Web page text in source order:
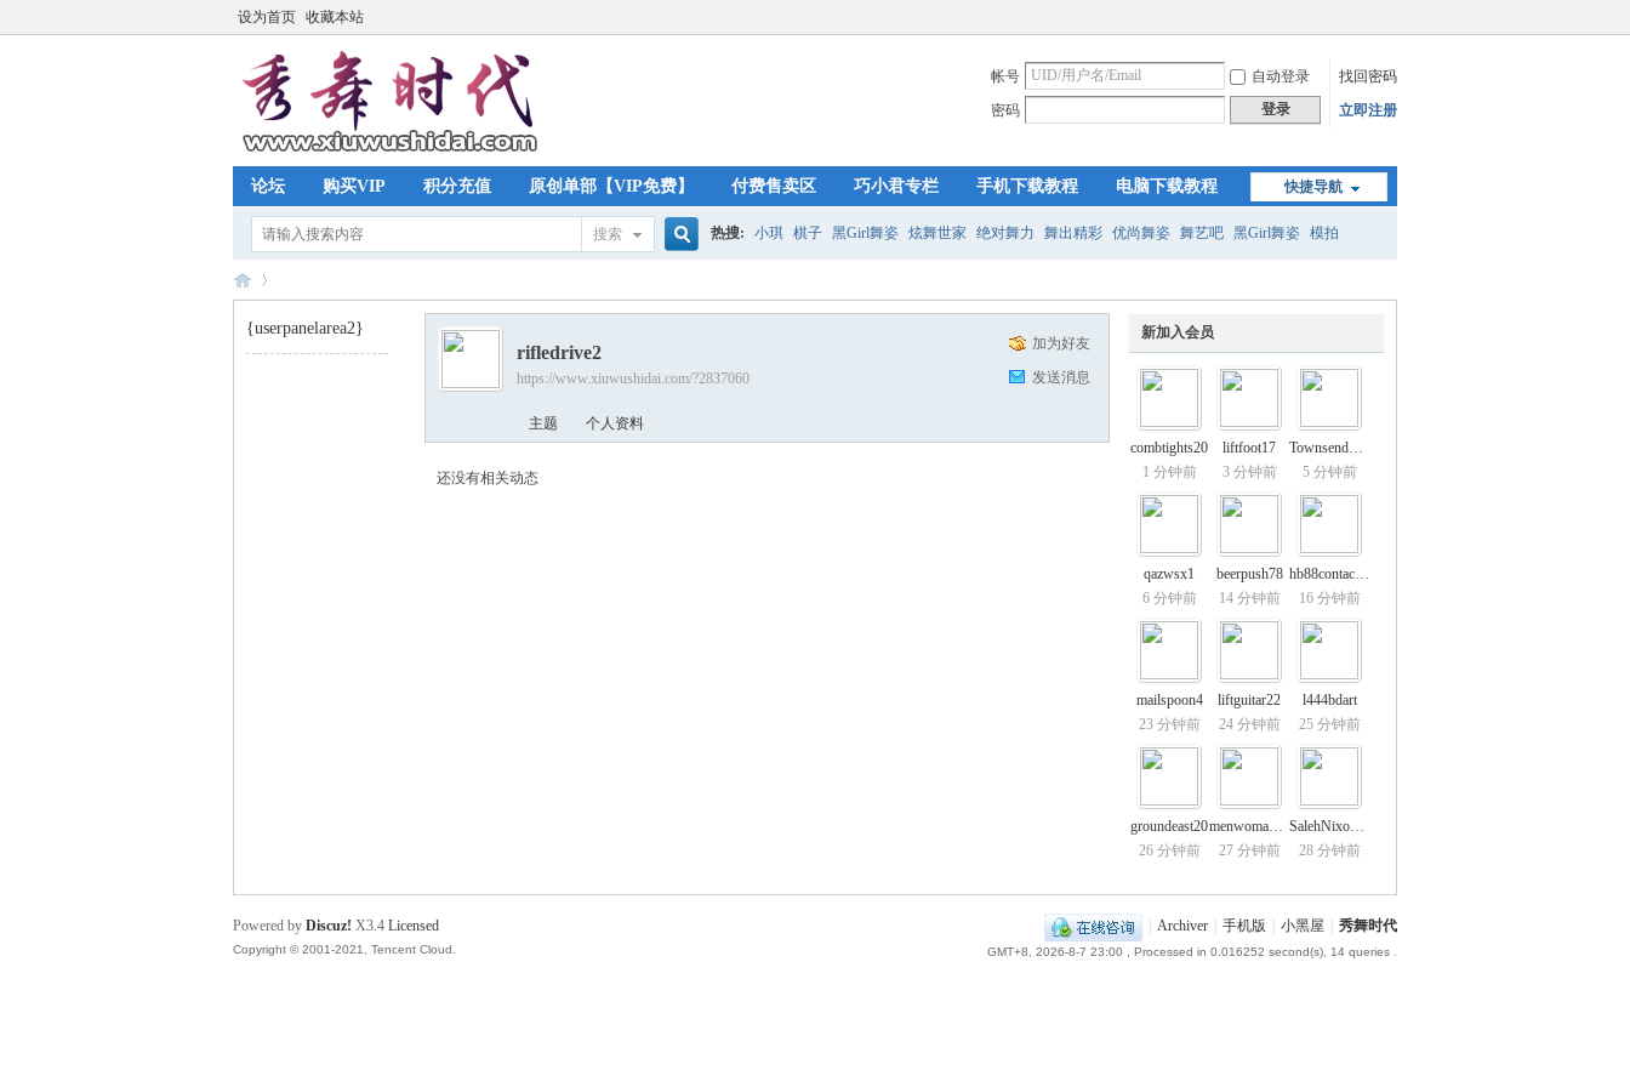
设为首页 收藏本站
帐号 自动登录
找回密码
密码
登录 立即注册
快捷导航
论坛 购买VIP 积分充值 原创单部【VIP免费】 付费售卖区 巧小君专栏 手机下载教程 电脑下载教程
搜索
索
热搜: 小琪 棋子 黑Girl舞姿 炫舞世家 绝对舞力 舞出精彩 优尚舞姿 舞艺吧 黑Girl舞姿 模拍
{userpanelarea2} 新加入会员
combtights20
1 分钟前
liftfoot17
3 分钟前
Townsend64Bur
5 分钟前
qazwsx1
6 分钟前
beerpush78
14 分钟前
hb88contact02
16 分钟前
mailspoon4
23 分钟前
liftguitar22
24 分钟前
l444bdart
25 分钟前
groundeast20
26 分钟前
menwoman89
27 分钟前
SalehNixon78
28 分钟前
加为好友
发送消息
rifledrive2
https://www.xiuwushidai.com/?2837060
主题 个人资料
还没有相关动态
Archiver 手机版 小黑屋 秀舞时代
GMT+8, 2026-8-7 23:00 , Processed in 0.016252 second(s), 14 queries .
Powered by Discuz! X3.4 Licensed
Copyright © 2001-2021, Tencent Cloud.